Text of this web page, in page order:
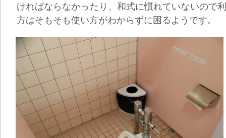
ければならなかったり、和式に慣れていないので
方はそもそも使い方がわからずに困るようです。